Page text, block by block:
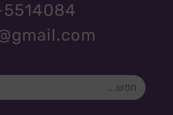
חיפוש